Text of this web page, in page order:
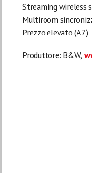
Streaming wireless
Multiroom
Prezzo elevato (A7)
Produttore: B&W,